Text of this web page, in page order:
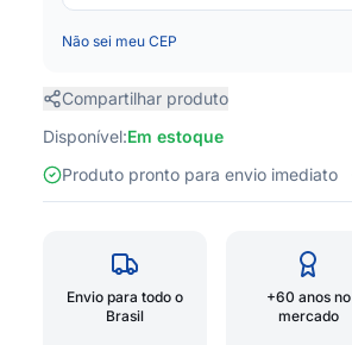
Não sei meu CEP
Compartilhar produto
Disponível:Em estoque
Produto pronto para envio imediato
Envio para todo o
Brasil
+60 anos no
mercado